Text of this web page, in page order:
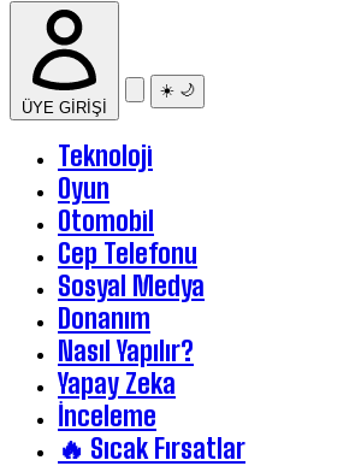
ÜYE GİRİŞİ
☀️ 🌙
Teknoloji
Oyun
Otomobil
Cep Telefonu
Sosyal Medya
Donanım
Nasıl Yapılır?
Yapay Zeka
İnceleme
🔥 Sıcak Fırsatlar